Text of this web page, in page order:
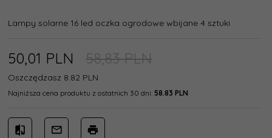
Lampy solarne 16 led oczka ogrodowe wbijane 4 sztuki
50,01 PLN 58,83 PLN
Oszczędzasz 8.82 PLN
Najniższa cena produktu z ostatnich 30 dni: 58.83 PLN